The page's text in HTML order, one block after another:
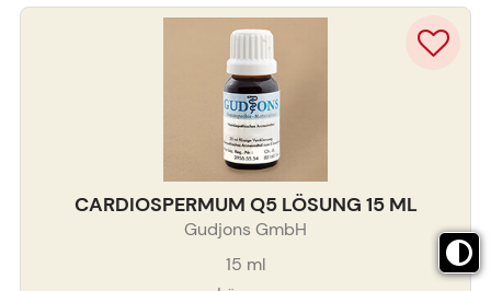
CARDIOSPERMUM Q5 LÖSUNG 15 ML
Gudjons GmbH
15 ml